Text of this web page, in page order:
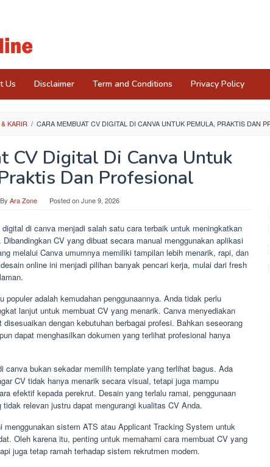
Us Disclaimer Term and Conditions Privacy Policy
KARIR / CARA MEMBUAT CV DIGITAL DI CANVA UNTUK PEMULA, PRAKTIS DAN
CV Digital Di Canva Untuk
Dan Profesional
By Ara Zone Posted onJune 9, 2026
di canva menjadi salah satu cara terbaik untuk meningkatkan
CV yang dibuat secara manual menggunakan aplikasi
melalui Canva umumnya memiliki tampilan lebih menarik, rapi, dan
online ini menjadi pilihan banyak pencari kerja, mulai dari fresh
populer adalah kemudahan penggunaannya. Anda tidak perlu
lanjut untuk membuat CV yang menarik. Canva menyediakan
dengan kebutuhan berbagai profesi. Bahkan seseorang
dapat menghasilkan dokumen yang terlihat profesional hanya
canva bukan sekadar memilih template yang terlihat bagus. Ada
CV tidak hanya menarik secara visual, tetapi juga mampu
efektif kepada perekrut. Desain yang terlalu ramai, penggunaan
relevan justru dapat mengurangi kualitas CV Anda.
sistem ATS atau Applicant Tracking System untuk
Oleh karena itu, penting untuk memahami cara membuat CV yang
juga tetap ramah terhadap sistem rekrutmen modern.